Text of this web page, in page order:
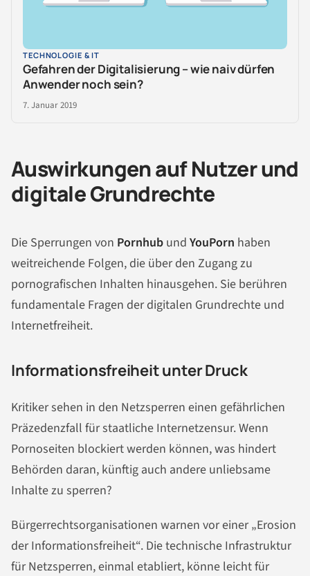
TECHNOLOGIE & IT
Gefahren der Digitalisierung – wie naiv dürfen
Anwender noch sein?
7. Januar 2019
Auswirkungen auf Nutzer und
digitale Grundrechte
Die Sperrungen von Pornhub und YouPorn haben
weitreichende Folgen, die über den Zugang zu
pornografischen Inhalten hinausgehen. Sie berühren
fundamentale Fragen der digitalen Grundrechte und
Internetfreiheit.
Informationsfreiheit unter Druck
Kritiker sehen in den Netzsperren einen gefährlichen
Präzedenzfall für staatliche Internetzensur. Wenn
Pornoseiten blockiert werden können, was hindert
Behörden daran, künftig auch andere unliebsame
Inhalte zu sperren?
Bürgerrechtsorganisationen warnen vor einer „Erosion
der Informationsfreiheit“. Die technische Infrastruktur
für Netzsperren, einmal etabliert, könne leicht für